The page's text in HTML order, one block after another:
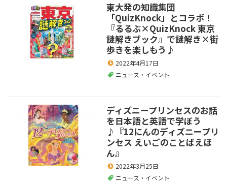
東大発の知識集団
「QuizKnock」とコラボ！
『るるぶ×QuizKnock 東京
謎解きブック』で謎解き×街
歩きを楽しもう♪
2022年4月17日
ニュース・イベント
ディズニープリンセスのお話
を日本語と英語で学ぼう
♪『12にんのディズニープリ
ンセス えいごのことばえほ
ん』
2022年3月25日
ニュース・イベント